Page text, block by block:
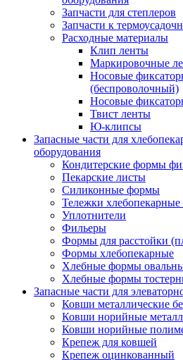
Запчасти для степлеров
Запчасти к
Расходные материалы
Клип ленты
Маркировочные
Носовые
(беспроволочный)
Носовые
Твист ленты
Ю-клипсы
Запасные части для
оборудования
Кондитерские формы
Пекарские листы
Силиконные формы
Тележки хлебопекарные
Уплотнители
Фильеры
Формы для расстойки
Формы хлебопекарные
Хлебные формы
Хлебные формы
Запасные части для
Ковши металлические
Ковши норийные
Ковши норийные
Крепеж для ковшей
Крепеж оцинкованный